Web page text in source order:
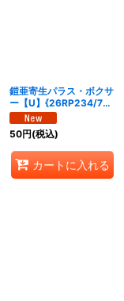
鎧亜寄生パラス・ボクサ
ー【U】{26RP234/77}
《水》
50円(税込)
カートに入れる